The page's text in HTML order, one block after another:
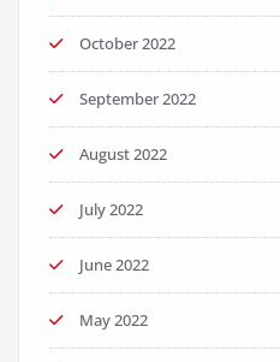
October 2022
September 2022
August 2022
July 2022
June 2022
May 2022